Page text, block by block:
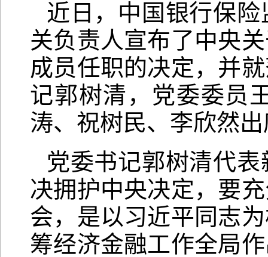
近日，中国银行保
关负责人宣布了中央
成员任职的决定，并
记郭树清，党委委员
涛、祝树民、李欣然
党委书记郭树清代
决拥护中央决定，要
会，是以习近平同志
筹经济金融工作全局